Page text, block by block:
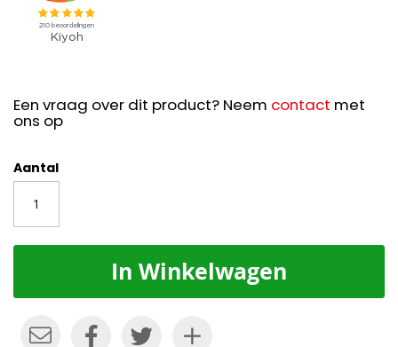
Een vraag over dit product? Neem contact met
ons op
Aantal
In Winkelwagen